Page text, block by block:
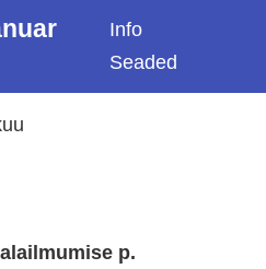
Info
Seaded
p.